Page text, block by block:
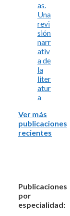
as.
Una
revi
sión
narr
ativ
a de
la
liter
atur
a
Ver más
publicaciones
recientes
Publicaciones
por
especialidad: